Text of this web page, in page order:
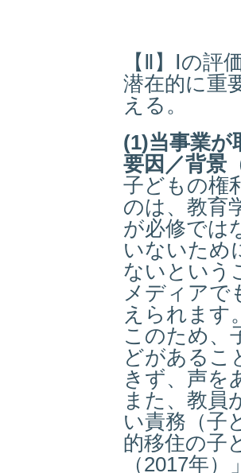
【Ⅱ】Ⅰの
潜在的に重
える。
(1)当事業が
要因／背景
子どもの権
のは、教育
が必修では
いないため
ないという
メディアで
えられます
このため、
どがあるこ
きず、声を
また、教員
い責務（子
的移住の子
（2017年